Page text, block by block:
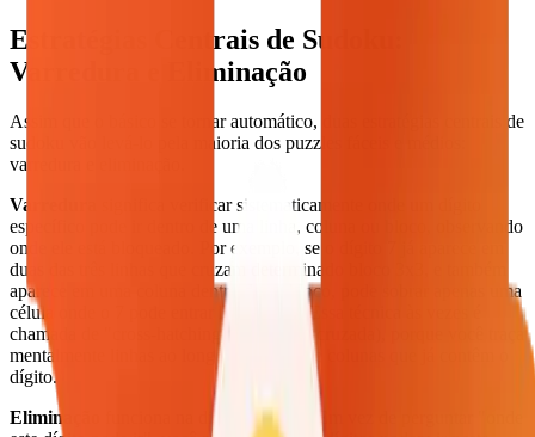
Estratégias Centrais de Sudoku:
Varredura e Eliminação
Assim que o básico se tornar automático, duas estratégias centrais de
sudoku vão levá-lo pela maioria dos puzzles fáceis e médios:
varredura e eliminação.
Varredura
significa verificar sistematicamente onde um dígito
específico pode ir dentro de uma linha, coluna ou bloco, observando
onde ele está bloqueado. Por exemplo, se o dígito 7 já aparece em
duas das três linhas que cruzam determinado bloco 3x3, e também
aparece em uma coluna dentro desse bloco, pode sobrar apenas uma
célula onde o 7 pode entrar legalmente. Essa técnica às vezes é
chamada de "cross-hatching" (varredura cruzada), porque você traça
mentalmente linhas ao longo das fileiras e colunas que já contêm o
dígito.
Eliminação
funciona na direção oposta. Em vez de perguntar "onde